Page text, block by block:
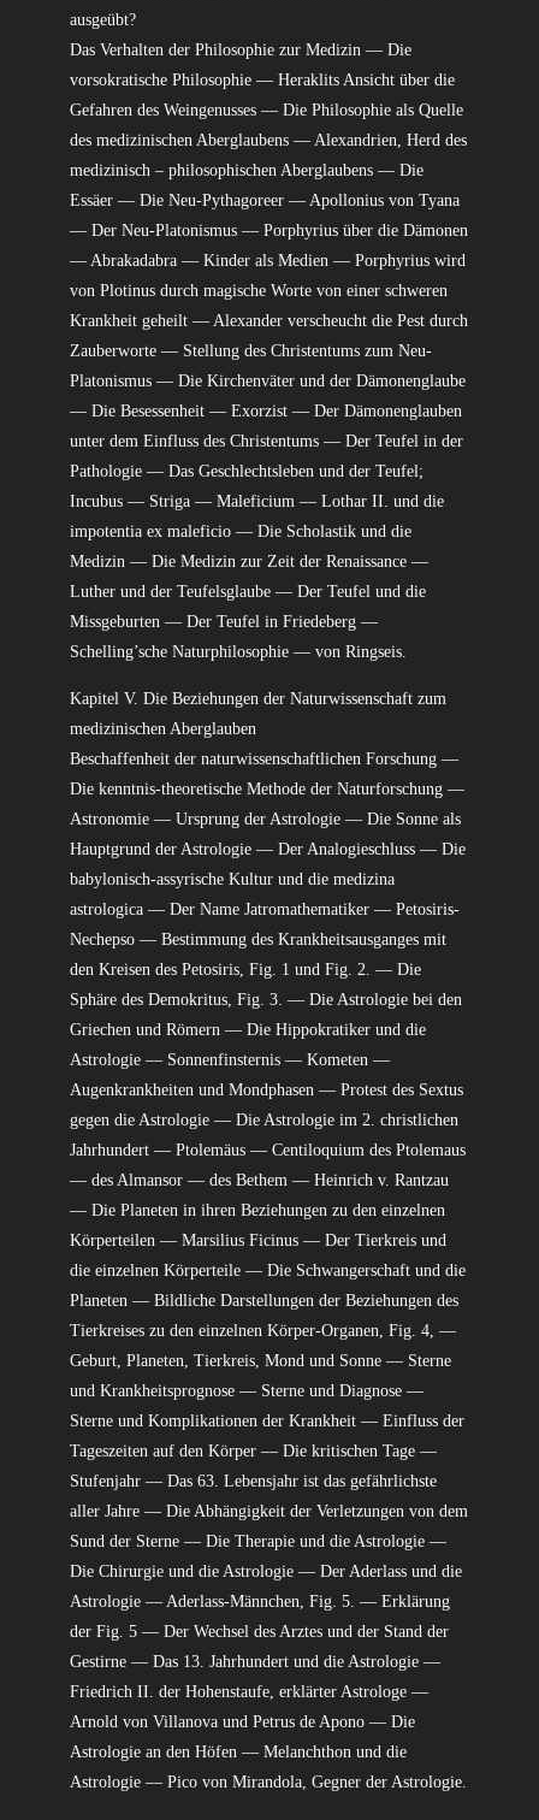
ausgeübt?
Das Verhalten der Philosophie zur Medizin — Die
vorsokratische Philosophie — Heraklits Ansicht über die
Gefahren des Weingenusses — Die Philosophie als Quelle
des medizinischen Aberglaubens — Alexandrien, Herd des
medizinisch – philosophischen Aberglaubens — Die
Essäer — Die Neu-Pythagoreer — Apollonius von Tyana
— Der Neu-Platonismus — Porphyrius über die Dämonen
— Abrakadabra — Kinder als Medien — Porphyrius wird
von Plotinus durch magische Worte von einer schweren
Krankheit geheilt — Alexander verscheucht die Pest durch
Zauberworte — Stellung des Christentums zum Neu-
Platonismus — Die Kirchenväter und der Dämonenglaube
— Die Besessenheit — Exorzist — Der Dämonenglauben
unter dem Einfluss des Christentums — Der Teufel in der
Pathologie — Das Geschlechtsleben und der Teufel;
Incubus — Striga — Maleficium — Lothar II. und die
impotentia ex maleficio — Die Scholastik und die
Medizin — Die Medizin zur Zeit der Renaissance —
Luther und der Teufelsglaube — Der Teufel und die
Missgeburten — Der Teufel in Friedeberg —
Schelling’sche Naturphilosophie — von Ringseis.
Kapitel V. Die Beziehungen der Naturwissenschaft zum
medizinischen Aberglauben
Beschaffenheit der naturwissenschaftlichen Forschung —
Die kenntnis-theoretische Methode der Naturforschung —
Astronomie — Ursprung der Astrologie — Die Sonne als
Hauptgrund der Astrologie — Der Analogieschluss — Die
babylonisch-assyrische Kultur und die medizina
astrologica — Der Name Jatromathematiker — Petosiris-
Nechepso — Bestimmung des Krankheitsausganges mit
den Kreisen des Petosiris, Fig. 1 und Fig. 2. — Die
Sphäre des Demokritus, Fig. 3. — Die Astrologie bei den
Griechen und Römern — Die Hippokratiker und die
Astrologie — Sonnenfinsternis — Kometen —
Augenkrankheiten und Mondphasen — Protest des Sextus
gegen die Astrologie — Die Astrologie im 2. christlichen
Jahrhundert — Ptolemäus — Centiloquium des Ptolemaus
— des Almansor — des Bethem — Heinrich v. Rantzau
— Die Planeten in ihren Beziehungen zu den einzelnen
Körperteilen — Marsilius Ficinus — Der Tierkreis und
die einzelnen Körperteile — Die Schwangerschaft und die
Planeten — Bildliche Darstellungen der Beziehungen des
Tierkreises zu den einzelnen Körper-Organen, Fig. 4, —
Geburt, Planeten, Tierkreis, Mond und Sonne — Sterne
und Krankheitsprognose — Sterne und Diagnose —
Sterne und Komplikationen der Krankheit — Einfluss der
Tageszeiten auf den Körper — Die kritischen Tage —
Stufenjahr — Das 63. Lebensjahr ist das gefährlichste
aller Jahre — Die Abhängigkeit der Verletzungen von dem
Sund der Sterne — Die Therapie und die Astrologie —
Die Chirurgie und die Astrologie — Der Aderlass und die
Astrologie — Aderlass-Männchen, Fig. 5. — Erklärung
der Fig. 5 — Der Wechsel des Arztes und der Stand der
Gestirne — Das 13. Jahrhundert und die Astrologie —
Friedrich II. der Hohenstaufe, erklärter Astrologe —
Arnold von Villanova und Petrus de Apono — Die
Astrologie an den Höfen — Melanchthon und die
Astrologie — Pico von Mirandola, Gegner der Astrologie.